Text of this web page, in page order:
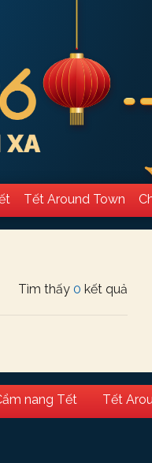
Tết Around Town
Tìm thấy 0 kết quả
nang Tết Tết